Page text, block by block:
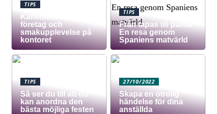
TIPS
Kaffemaskin för
företag och
smakupplevelse på
kontoret
TIPS
Från tapas till paella:
En resa genom
Spaniens matvärld
TIPS
Så ser du till att du
kan anordna den
bästa möjliga festen
27/10/2022
Skapa en otrolig
händelse för dina
anställda